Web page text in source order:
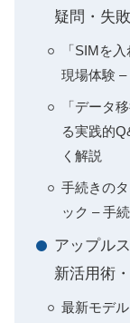
疑問・失
「SIMを
現場体験
「データ
る実践的
く解説
手続きの
ック – 手
アップル
新活用術
最新モデ